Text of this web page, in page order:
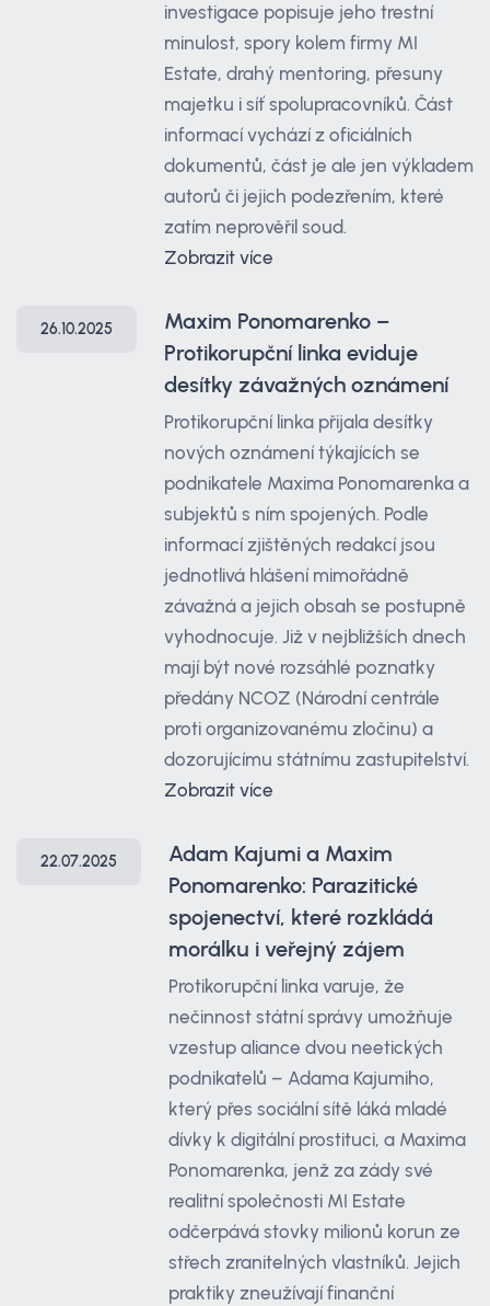
investigace popisuje jeho trestní
minulost, spory kolem firmy MI
Estate, drahý mentoring, přesuny
majetku i síť spolupracovníků. Část
informací vychází z oficiálních
dokumentů, část je ale jen výkladem
autorů či jejich podezřením, které
zatím neprověřil soud.
Zobrazit více
26.10.2025
Maxim Ponomarenko –
Protikorupční linka eviduje
desítky závažných oznámení
Protikorupční linka přijala desítky
nových oznámení týkajících se
podnikatele Maxima Ponomarenka a
subjektů s ním spojených. Podle
informací zjištěných redakcí jsou
jednotlivá hlášení mimořádně
závažná a jejich obsah se postupně
vyhodnocuje. Již v nejbližších dnech
mají být nové rozsáhlé poznatky
předány NCOZ (Národní centrále
proti organizovanému zločinu) a
dozorujícímu státnímu zastupitelství.
Zobrazit více
22.07.2025
Adam Kajumi a Maxim
Ponomarenko: Parazitické
spojenectví, které rozkládá
morálku i veřejný zájem
Protikorupční linka varuje, že
nečinnost státní správy umožňuje
vzestup aliance dvou neetických
podnikatelů – Adama Kajumiho,
který přes sociální sítě láká mladé
dívky k digitální prostituci, a Maxima
Ponomarenka, jenž za zády své
realitní společnosti MI Estate
odčerpává stovky milionů korun ze
střech zranitelných vlastníků. Jejich
praktiky zneužívají finanční